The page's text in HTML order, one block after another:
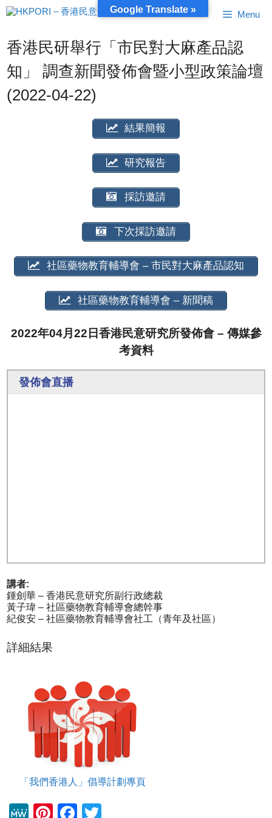
跳
至
容
Menu
香港民研舉行「市民對大麻產品認
知」 調查新聞發佈會暨小型政策論壇
(2022-04-22)
結果簡報
研究報告
採訪邀請
下次採訪邀請
社區藥物教育輔導會 – 市民對大麻產品認知
社區藥物教育輔導會 – 新聞稿
2022年04月22日香港民意研究所發佈會 – 傳媒參
考資料
發佈會直播
講者:
鍾劍華 – 香港民意研究所副行政總裁
黃子瑋 – 社區藥物教育輔導會總幹事
紀俊安 – 社區藥物教育輔導會社工（青年及社區）
詳細結果
「我們香港人」倡導計劃專頁
M Pi F
Google Translate »